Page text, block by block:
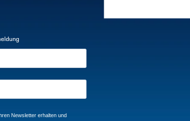
Newsletter erhalten und